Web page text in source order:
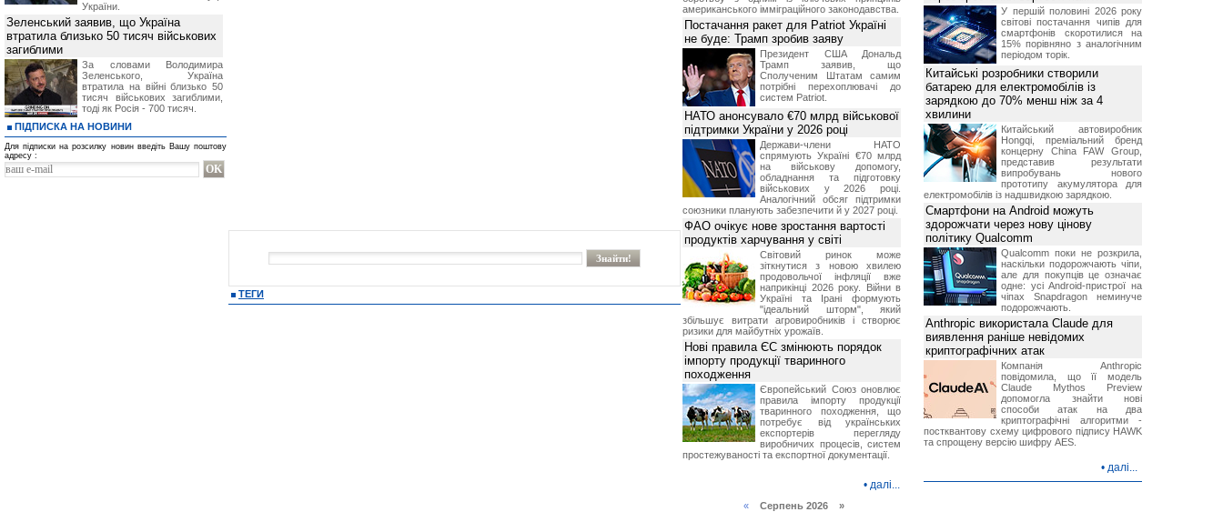
ТЕГИ
України.
Зеленський заявив, що Україна
втратила близько 50 тисяч військових
загиблими
За словами Володимира
Зеленського, Україна
втратила на війні близько 50
тисяч військових загиблими,
тоді як Росія - 700 тисяч.
ПІДПИСКА НА НОВИНИ
Для підписки на розсилку новин введіть Вашу поштову
адресу :
американського імміграційного законодавства.
Постачання ракет для Patriot Україні
не буде: Трамп зробив заяву
Президент США Дональд
Трамп заявив, що
Сполученим Штатам самим
потрібні перехоплювачі до
систем Patriot.
НАТО анонсувало €70 млрд військової
підтримки України у 2026 році
Держави-члени НАТО
спрямують Україні €70 млрд
на військову допомогу,
обладнання та підготовку
військових у 2026 році.
Аналогічний обсяг підтримки
союзники планують забезпечити й у 2027 році.
ФАО очікує нове зростання вартості
продуктів харчування у світі
Світовий ринок може
зіткнутися з новою хвилею
продовольчої інфляції вже
наприкінці 2026 року. Війни в
Україні та Ірані формують
"ідеальний шторм", який
збільшує витрати агровиробників і створює
ризики для майбутніх урожаїв.
Нові правила ЄС змінюють порядок
імпорту продукції тваринного
походження
Європейський Союз оновлює
правила імпорту продукції
тваринного походження, що
потребує від українських
експортерів перегляду
виробничих процесів, систем
простежуваності та експортної документації.
• далі...
«Серпень 2026 »
У першій половині 2026 року
світові постачання чипів для
смартфонів скоротилися на
15% порівняно з аналогічним
періодом торік.
Китайські розробники створили
батарею для електромобілів із
зарядкою до 70% менш ніж за 4
хвилини
Китайський автовиробник
Hongqi, преміальний бренд
концерну China FAW Group,
представив результати
випробувань нового
прототипу акумулятора для
електромобілів із надшвидкою зарядкою.
Смартфони на Android можуть
здорожчати через нову цінову
політику Qualcomm
Qualcomm поки не розкрила,
наскільки подорожчають чіпи,
але для покупців це означає
одне: усі Android-пристрої на
чіпах Snapdragon неминуче
подорожчають.
Anthropic використала Claude для
виявлення раніше невідомих
криптографічних атак
Компанія Anthropic
повідомила, що її модель
Claude Mythos Preview
допомогла знайти нові
способи атак на два
криптографічні алгоритми -
постквантову схему цифрового підпису HAWK
та спрощену версію шифру AES.
• далі...